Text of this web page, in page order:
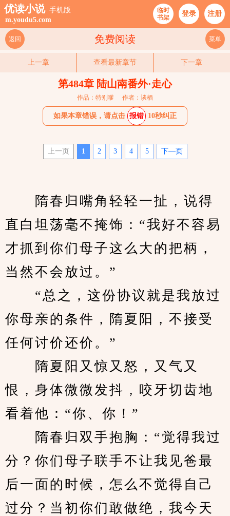
优读小说 手机版
m.youdu5.com
临时
书架
登录 注册
免费阅读
返回 菜单
上一章 查看最新章节 下一章
第484章 陆山南番外·走心
作品：特别嗲 作者：谈栖
如果本章错误，请点击 报错 10秒纠正
上一页 1 2 3 4 5 下—页
隋春归嘴角轻轻一扯，说得
直白坦荡毫不掩饰：“我好不容易
才抓到你们母子这么大的把柄，
当然不会放过。”
“总之，这份协议就是我放过
你母亲的条件，隋夏阳，不接受
任何讨价还价。”
隋夏阳又惊又怒，又气又
恨，身体微微发抖，咬牙切齿地
看着他：“你、你！”
隋春归双手抱胸：“觉得我过
分？你们母子联手不让我见爸最
后一面的时候，怎么不觉得自己
过分？当初你们敢做绝，我今天